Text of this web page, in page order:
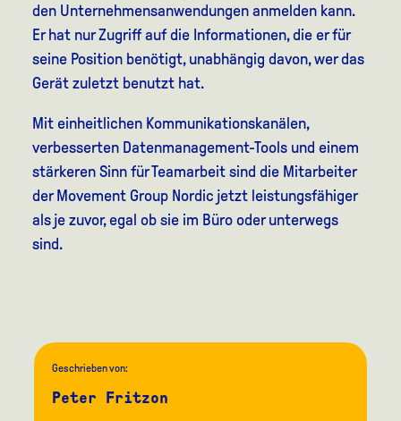
den Unternehmensanwendungen anmelden kann.
Er hat nur Zugriff auf die Informationen, die er für
seine Position benötigt, unabhängig davon, wer das
Gerät zuletzt benutzt hat.
Mit einheitlichen Kommunikationskanälen,
verbesserten Datenmanagement-Tools und einem
stärkeren Sinn für Teamarbeit sind die Mitarbeiter
der Movement Group Nordic jetzt leistungsfähiger
als je zuvor, egal ob sie im Büro oder unterwegs
sind.
Geschrieben von:
Peter Fritzon